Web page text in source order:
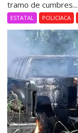
tramo de cumbres...
ESTATAL POLICIACA